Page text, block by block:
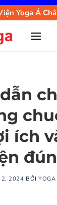
Bỏ
qua
nội
Yoga Á
ích
2, 2024 BỞIYOGA